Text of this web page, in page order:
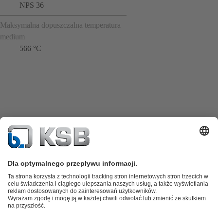
NPS 36
Maksymalna dopuszczalna temperatura
medium
566 °C